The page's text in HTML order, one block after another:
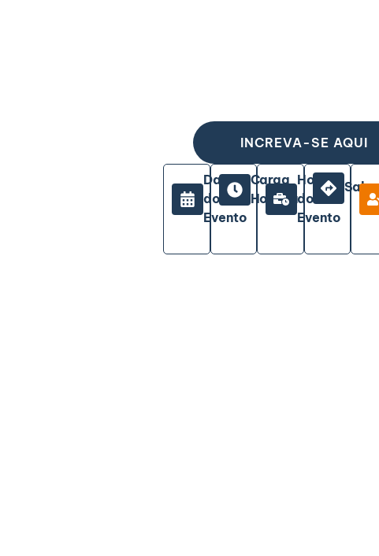
INCREVA-SE AQUI
Data
do
Evento
Carga
Horária
Horário
do
Evento
Sala